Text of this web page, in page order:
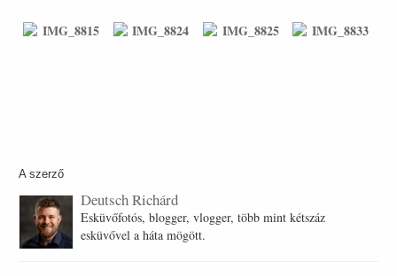
A szerző
Deutsch Richárd
Esküvőfotós, blogger, vlogger, több mint kétszáz
esküvővel a háta mögött.